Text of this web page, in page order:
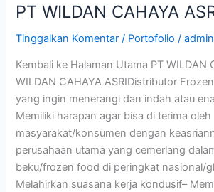
PT WILDAN CAHAYA
Tinggalkan Komentar / Portofolio /admin
Kembali ke Halaman Utama PT WILDAN
WILDAN CAHAYA ASRIDistributor
yang ingin menerangi dan indah atau
Memiliki harapan agar bisa di terima oleh
masyarakat/konsumen dengan
perusahaan utama yang cemerlang
beku/frozen food di peringkat nasional/
Melahirkan suasana kerja kondusif–